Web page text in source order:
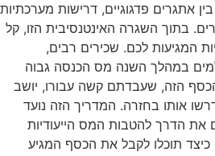
אתגרים פדגוגיים, דרישות מערכתיות
בתוך השגרה האינטנסיבית הזו, קל
המגיעות לכם. שכירים רבים,
במהלך השנה מס הכנסה גבוה
הזה, שעבדתם קשה עבורו, יושב
אותו בחזרה. המדריך הזה נועד
את הדרך להטבות המס הייעודיות
כיצד תוכלו לקבל את הכסף המגיע